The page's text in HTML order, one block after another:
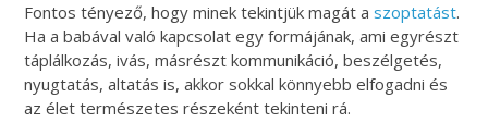
Fontos tényező, hogy minek tekintjük magát aszoptatást.
Ha a babával való kapcsolat egy formájának, ami egyrészt
táplálkozás, ivás, másrészt kommunikáció, beszélgetés,
nyugtatás, altatás is, akkor sokkal könnyebb elfogadni és
az élet természetes részeként tekinteni rá.